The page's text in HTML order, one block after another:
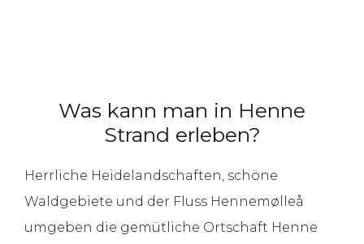
Was kann man in Henne
Strand erleben?
Herrliche Heidelandschaften, schöne
Waldgebiete und der Fluss Hennemølleå
umgeben die gemütliche Ortschaft Henne